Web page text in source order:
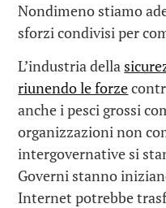
Nondimeno stiamo
sforzi condivisi per
L’industria della
riunendo le forze
anche i pesci grossi
organizzazioni non
intergovernative si
Governi stanno
Internet potrebbe